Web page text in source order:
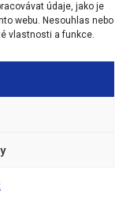
údaje, jako je
webu. Nesouhlas nebo
vlastnosti a funkce.